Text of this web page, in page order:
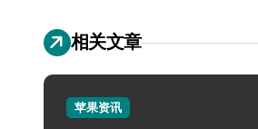
相关文章
苹果资讯